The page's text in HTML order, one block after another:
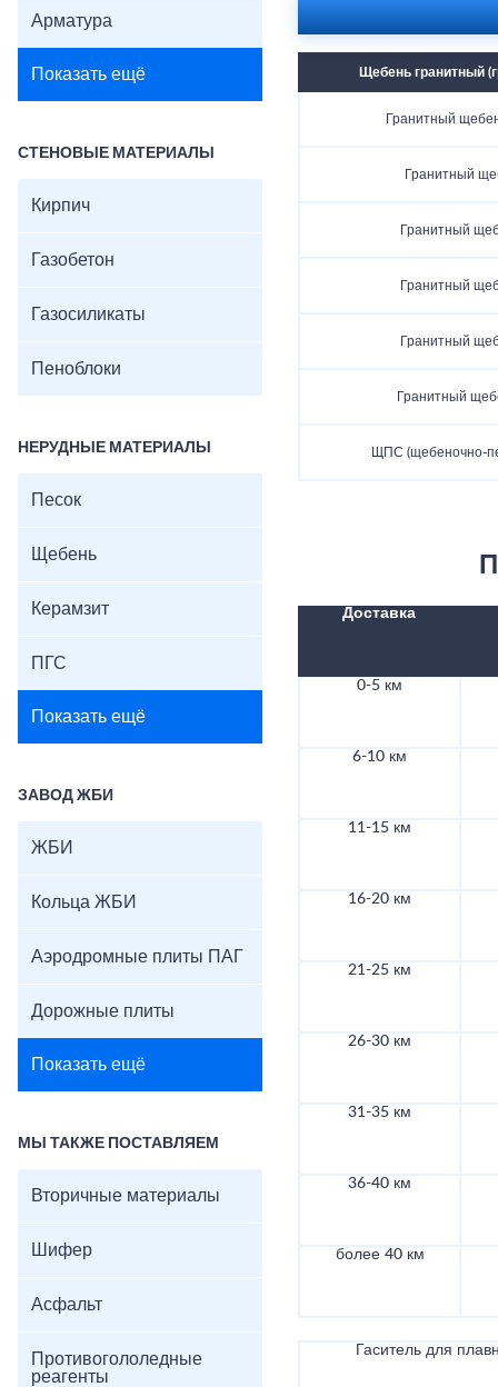
Арматура
Показать ещё
СТЕНОВЫЕ МАТЕРИАЛЫ
Кирпич
Газобетон
Газосиликаты
Пеноблоки
НЕРУДНЫЕ МАТЕРИАЛЫ
Песок
Щебень
Керамзит
ПГС
Показать ещё
ЗАВОД ЖБИ
ЖБИ
Кольца ЖБИ
Аэродромные плиты ПАГ
Дорожные плиты
Показать ещё
МЫ ТАКЖЕ ПОСТАВЛЯЕМ
Вторичные материалы
Шифер
Асфальт
Противогололедные
реагенты
Щебень гранитный
Гранитный
Гранитный
Гранитный
Гранитный
Гранитный
Гранитный
ЩПС (щебеночно-
Доставка
0-5 км
6-10 км
11-15 км
16-20 км
21-25 км
26-30 км
31-35 км
36-40 км
более 40 км
Гаситель для